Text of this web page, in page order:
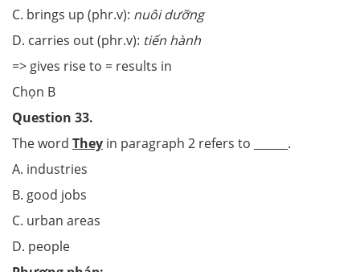
C. brings up (phr.v): nuôi dưỡng
D. carries out (phr.v): tiến hành
=> gives rise to = results in
Chọn B
Question 33.
The word They in paragraph 2 refers to ______.
A. industries
B. good jobs
C. urban areas
D. people